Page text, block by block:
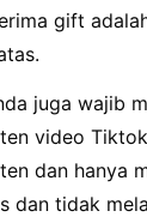
gift
juga wajib
video
dan hanya
dan tidak